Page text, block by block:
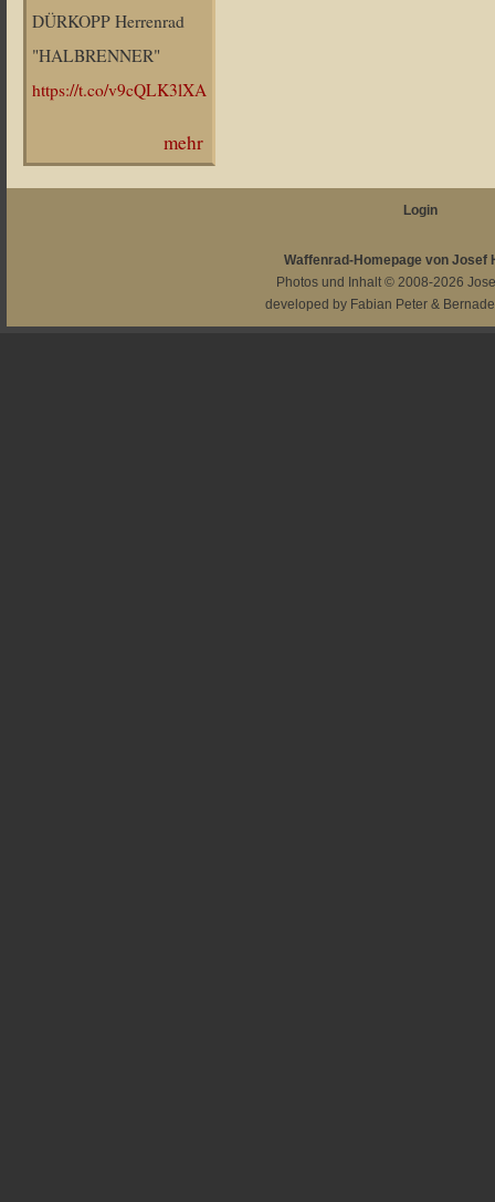
DÜRKOPP Herrenrad
"HALBRENNER"
https://t.co/v9cQLK3lXA
mehr
Login
Waffenrad-Homepage von Josef
Photos und Inhalt © 2008-2026
developed by Fabian Peter &